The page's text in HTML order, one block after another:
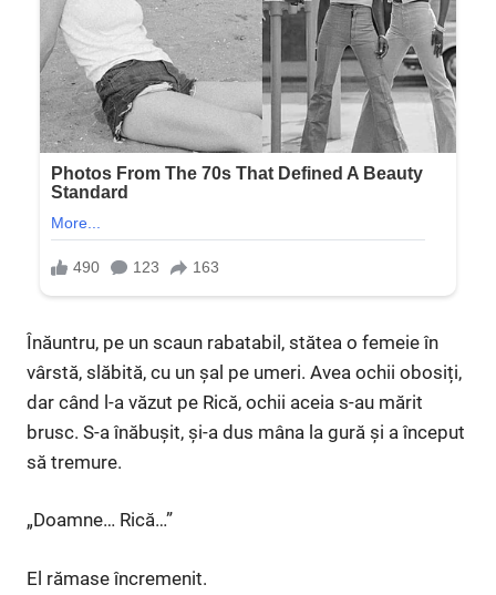
Înăuntru, pe un scaun rabatabil, stătea o femeie în
vârstă, slăbită, cu un șal pe umeri. Avea ochii obosiți,
dar când l-a văzut pe Rică, ochii aceia s-au mărit
brusc. S-a înăbușit, și-a dus mâna la gură și a început
să tremure.
„Doamne… Rică…”
El rămase încremenit.